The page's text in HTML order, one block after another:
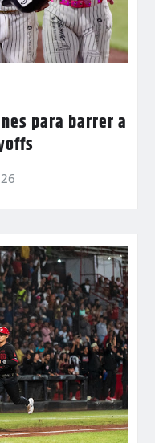
para barrer a